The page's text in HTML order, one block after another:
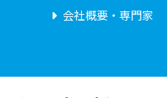
会社概要・専門家